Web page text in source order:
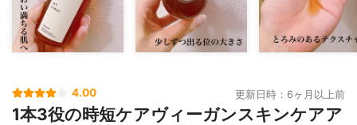
4.00 更新日時：6ヶ月以上前
1本3役の時短ケアヴィーガンスキンケアア